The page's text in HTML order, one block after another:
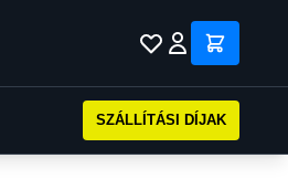
SZÁLLÍTÁSI DÍJAK